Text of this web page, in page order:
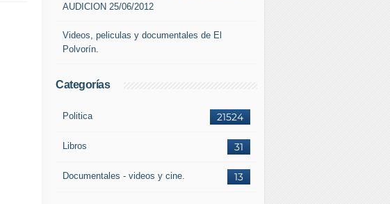
AUDICION 25/06/2012
Videos, peliculas y documentales de El
Polvorín.
Categorías
21524
Politica
31
Libros
13
Documentales - videos y cine.